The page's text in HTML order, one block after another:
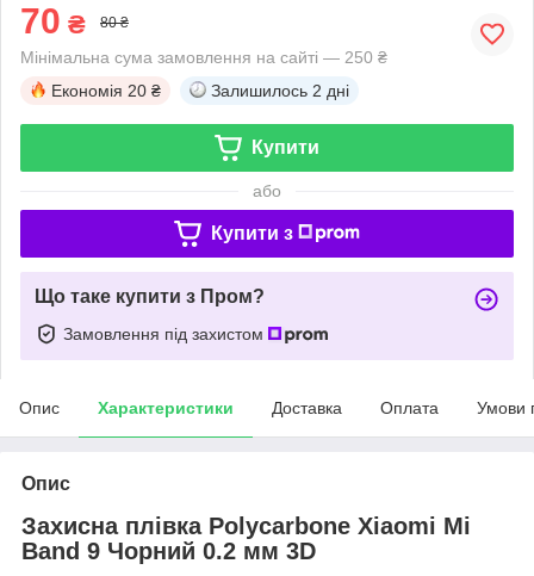
70 ₴ 80 ₴
Мінімальна сума замовлення на сайті — 250 ₴
Економія 20 ₴ Залишилось 2 дні
Купити
або
Купити з
Що таке купити з Пром?
Замовлення під захистом
Опис Характеристики Доставка Оплата Умови
Опис
Захисна плівка Polycarbone Xiaomi Mi
Band 9 Чорний 0.2 мм 3D